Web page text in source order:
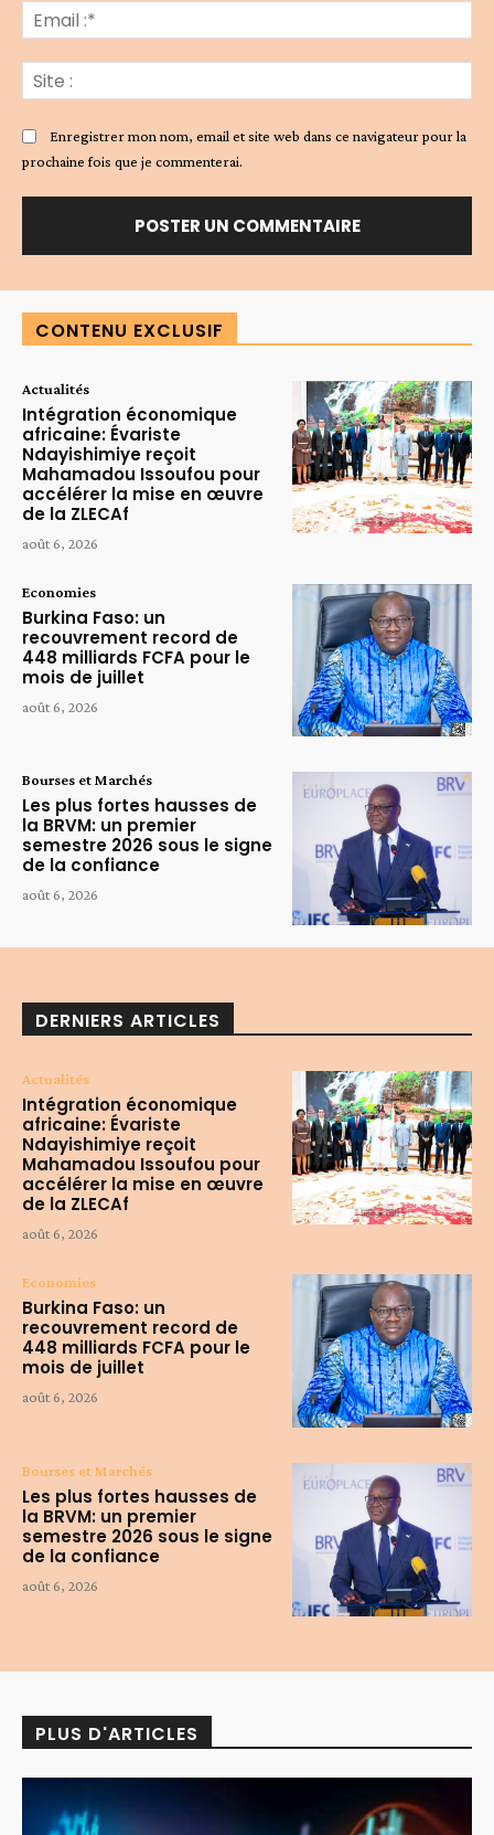
:*
:
Enregistrer mon nom, email et site web dans ce navigateur pour la
prochaine fois que je commenterai.
CONTENU EXCLUSIF
Actualités
Intégration économique
africaine: Évariste
Ndayishimiye reçoit
Mahamadou Issoufou pour
accélérer la mise en œuvre
de la ZLECAf
août 6, 2026
Economies
Burkina Faso: un
recouvrement record de
448 milliards FCFA pour le
mois de juillet
août 6, 2026
Bourses et Marchés
Les plus fortes hausses de
la BRVM: un premier
semestre 2026 sous le signe
de la confiance
août 6, 2026
DERNIERS ARTICLES
Actualités
Intégration économique
africaine: Évariste
Ndayishimiye reçoit
Mahamadou Issoufou pour
accélérer la mise en œuvre
de la ZLECAf
août 6, 2026
Economies
Burkina Faso: un
recouvrement record de
448 milliards FCFA pour le
mois de juillet
août 6, 2026
Bourses et Marchés
Les plus fortes hausses de
la BRVM: un premier
semestre 2026 sous le signe
de la confiance
août 6, 2026
PLUS D'ARTICLES